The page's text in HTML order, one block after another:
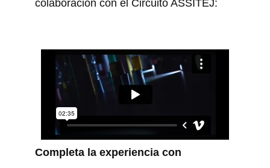
colaboración con el Circuito ASSITEJ:
Completa la experiencia con